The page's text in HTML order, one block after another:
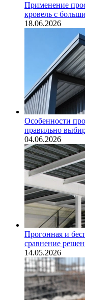
Применение
кровель с
18.06.2026
Особенности
правильно
04.06.2026
Прогонная и
сравнение
14.05.2026